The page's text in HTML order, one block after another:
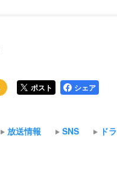
ポスト シェア
放送情報 SNS ド